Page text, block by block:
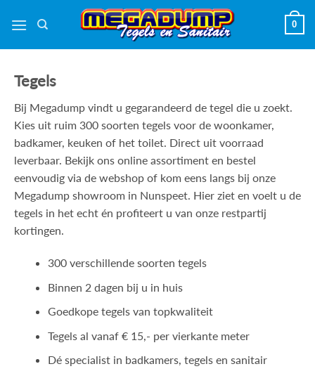
naar
0
Tegels
Bij Megadump vindt u gegarandeerd de tegel die u zoekt.
Kies uit ruim 300 soorten tegels voor de woonkamer,
badkamer, keuken of het toilet. Direct uit voorraad
leverbaar. Bekijk ons online assortiment en bestel
eenvoudig via de webshop of kom eens langs bij onze
Megadump showroom in Nunspeet. Hier ziet en voelt u de
tegels in het echt én profiteert u van onze restpartij
kortingen.
300 verschillende soorten tegels
Binnen 2 dagen bij u in huis
Goedkope tegels van topkwaliteit
Tegels al vanaf € 15,- per vierkante meter
Dé specialist in badkamers, tegels en sanitair